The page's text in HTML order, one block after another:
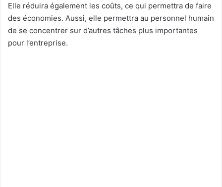
Elle réduira également les coûts, ce qui permettra de faire
des économies. Aussi, elle permettra au personnel humain
de se concentrer sur d’autres tâches plus importantes
pour l’entreprise.